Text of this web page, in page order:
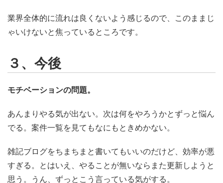
業界全体的に流れは良くないよう感じるので、このままじ
ゃいけないと焦っているところです。
３、今後
モチベーションの問題。
あんまりやる気が出ない。次は何をやろうかとずっと悩ん
でる。案件一覧を見てもなにもときめかない。
雑記ブログをちまちまと書いてもいいのだけど、効率が悪
すぎる。とはいえ、やることが無いならまた更新しようと
思う。うん、ずっとこう言っている気がする。